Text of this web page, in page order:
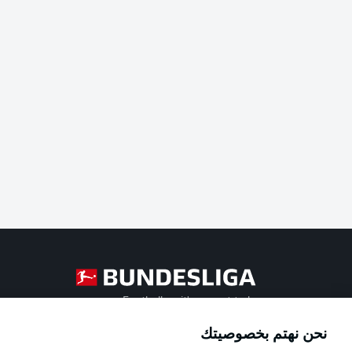
Football as it's meant to be
Official Partners
نحن نهتم بخصوصيتك